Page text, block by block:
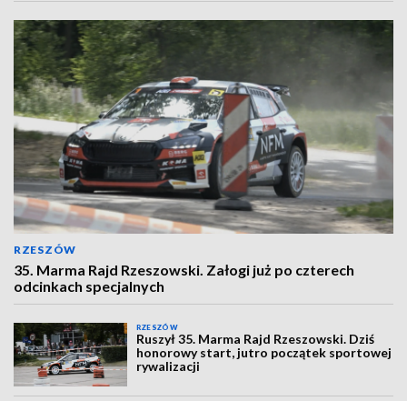
RZESZÓW
35. Marma Rajd Rzeszowski. Załogi już po czterech
odcinkach specjalnych
RZESZÓW
Ruszył 35. Marma Rajd Rzeszowski. Dziś
honorowy start, jutro początek sportowej
rywalizacji